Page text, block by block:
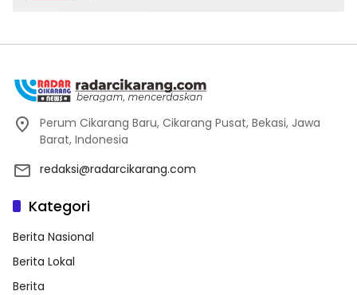
Perum Cikarang Baru, Cikarang Pusat, Bekasi, Jawa
Barat, Indonesia
redaksi@radarcikarang.com
Kategori
Berita Nasional
Berita Lokal
Berita